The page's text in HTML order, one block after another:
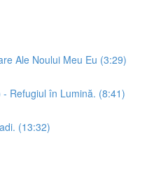
Ale Noului Meu Eu (3:29)
Refugiul în Lumină. (8:41)
(13:32)